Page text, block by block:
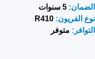
الضمان: 5 سنوات
نوع الفريون: R410
التوافر: متوفر